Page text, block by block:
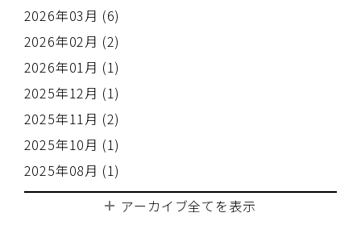
2026年03月 (6)
2026年02月 (2)
2026年01月 (1)
2025年12月 (1)
2025年11月 (2)
2025年10月 (1)
2025年08月 (1)
アーカイブ全てを表示